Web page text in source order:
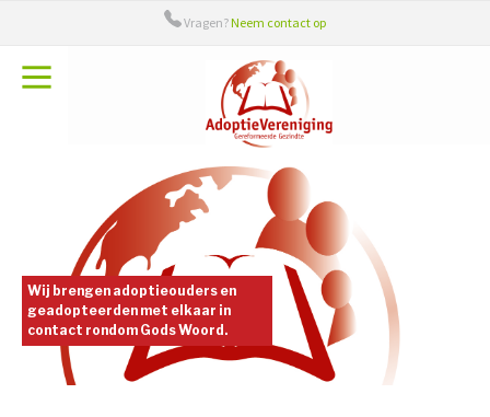
Vragen? Neem contact op
Over ons
Bestuur
Adoptiecontact
Handige links
Wij brengen adoptieouders en
geadopteerden met elkaar in
contact rondom Gods Woord.